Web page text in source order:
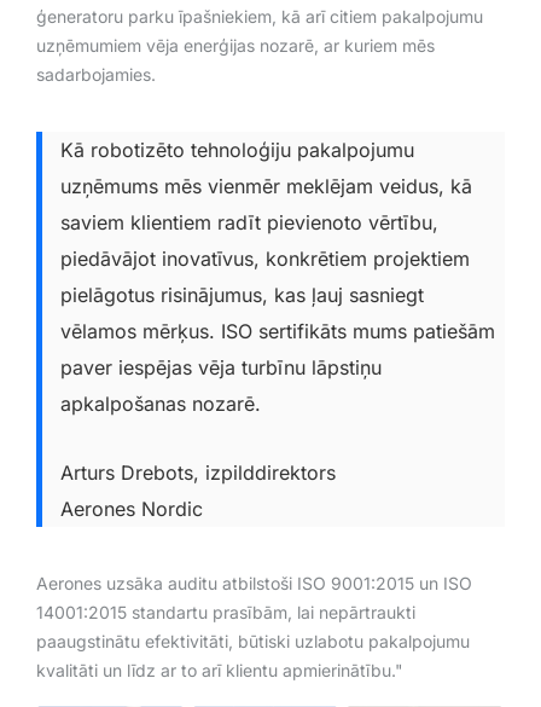
ģeneratoru parku īpašniekiem, kā arī citiem pakalpojumu
uzņēmumiem vēja enerģijas nozarē, ar kuriem mēs
sadarbojamies.
Kā robotizēto tehnoloģiju pakalpojumu
uzņēmums mēs vienmēr meklējam veidus, kā
saviem klientiem radīt pievienoto vērtību,
piedāvājot inovatīvus, konkrētiem projektiem
pielāgotus risinājumus, kas ļauj sasniegt
vēlamos mērķus. ISO sertifikāts mums patiešām
paver iespējas vēja turbīnu lāpstiņu
apkalpošanas nozarē.
Arturs Drebots, izpilddirektors
Aerones Nordic
Aerones uzsāka auditu atbilstoši ISO 9001:2015 un ISO
14001:2015 standartu prasībām, lai nepārtraukti
paaugstinātu efektivitāti, būtiski uzlabotu pakalpojumu
kvalitāti un līdz ar to arī klientu apmierinātību."